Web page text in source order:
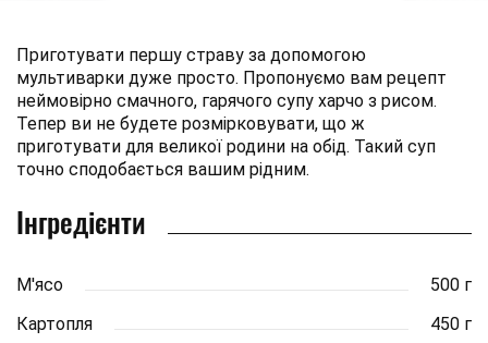
Приготувати першу страву за допомогою
мультиварки дуже просто. Пропонуємо вам рецепт
неймовірно смачного, гарячого супу харчо з рисом.
Тепер ви не будете розмірковувати, що ж
приготувати для великої родини на обід. Такий суп
точно сподобається вашим рідним.
Інгредієнти
М'ясо
500 г
Картопля
450 г